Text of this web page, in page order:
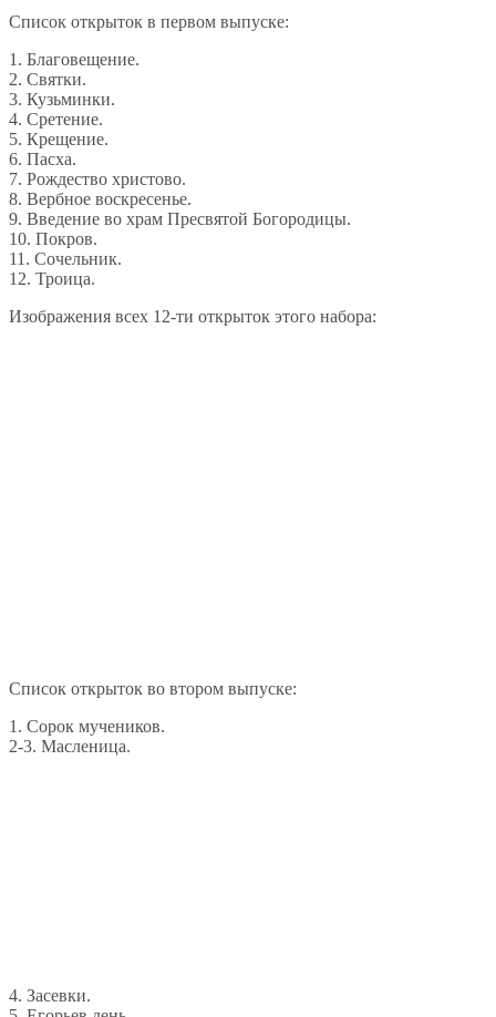
Список открыток в первом выпуске:
1. Благовещение.
2. Святки.
3. Кузьминки.
4. Сретение.
5. Крещение.
6. Пасха.
7. Рождество христово.
8. Вербное воскресенье.
9. Введение во храм Пресвятой Богородицы.
10. Покров.
11. Сочельник.
12. Троица.
Изображения всех 12-ти открыток этого набора:
Список открыток во втором выпуске:
1. Сорок мучеников.
2-3. Масленица.
4. Засевки.